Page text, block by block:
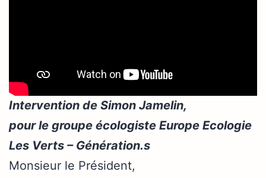
Intervention de Simon Jamelin,
pour le groupe écologiste Europe Ecologie
Les Verts – Génération.s
Monsieur le Président,